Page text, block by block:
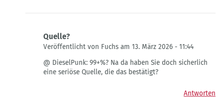
Quelle?
Veröffentlicht von Fuchs am 13. März 2026 - 11:44
auf
...man
@ DieselPunk: 99+%? Na da haben Sie doch sicherlich
eine seriöse Quelle, die das bestätigt?
Antworten